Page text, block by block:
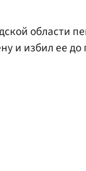
области
и избил ее до